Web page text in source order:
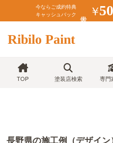
今ならご成約特典
キャッシュバック
￥
Ribilo Paint
TOP 塗装店検索 専門
長野県の施工例（デザイン